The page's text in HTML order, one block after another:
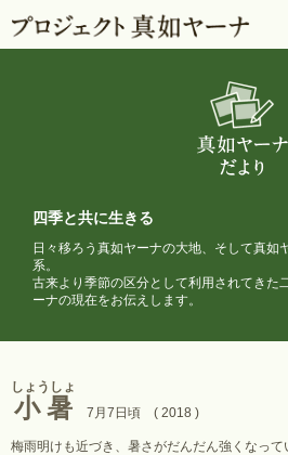
四季と共に生きる
日々移ろう真如ヤーナの大地、そして真如
系。
古来より季節の区分として利用されてきた
ーナの現在をお伝えします。
小暑
しょうしょ
7月7日頃 ( 2018 )
梅雨明けも近づき、暑さがだんだん強くなっ